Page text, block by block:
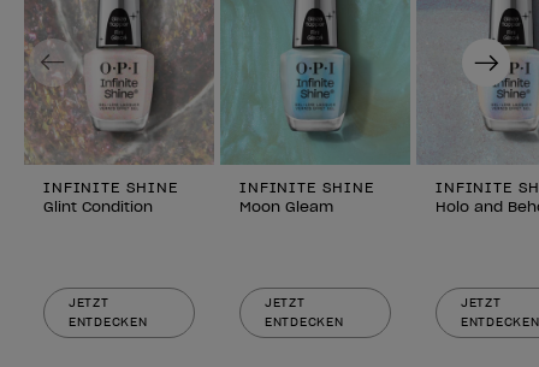
INFINITE SHINE
Glint Condition
JETZT
ENTDECKEN
INFINITE SHINE
Moon Gleam
JETZT
ENTDECKEN
INFINITE
Holo and
JETZT
ENTDECKEN
Previous Next